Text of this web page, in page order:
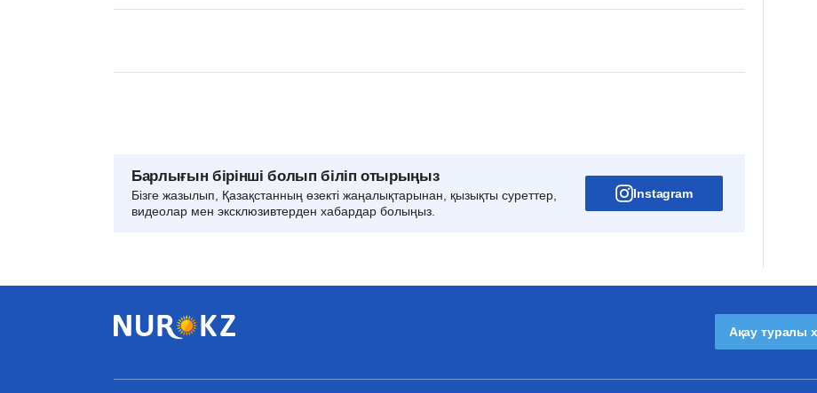
Барлығын бірінші болып біліп отырыңыз
Бізге жазылып, Қазақстанның өзекті жаңалықтарынан, қызықты суреттер,
видеолар мен эксклюзивтерден хабардар болыңыз.
Instagram
Ақау туралы